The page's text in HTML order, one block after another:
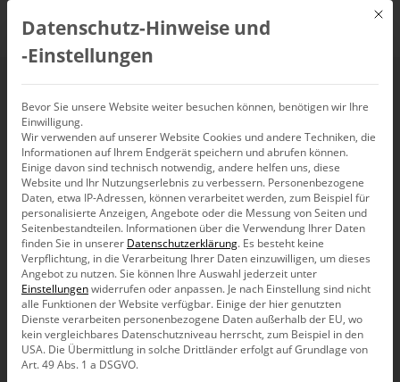
Umgang mit mehreren
Perioden in
DeltaMaster
Bekanntlich ist der Zeitbezug in unseren Daten eines der
wichtigsten Merkmale, das es überhaupt ermöglicht
Periodenvergleiche darzustellen und letztlich über den Erfolg
zu Vorperioden zu informieren. Der gängige
Implementierungsweg für uns Berater ist die Erstellung einer
Zeitdimension, also die Periode, mit Hilfe von DeltaMaster
Mit
Datenschutz-Hinweise und
‑Einstellungen
Bevor Sie unsere Website weiter besuchen können, benötigen wir Ihre
Einwilligung.
Wir verwenden auf unserer Website Cookies und andere Techniken, die
Informationen auf Ihrem Endgerät speichern und abrufen können.
Einige davon sind technisch notwendig, andere helfen uns, diese
Website und Ihr Nutzungserlebnis zu verbessern. Personenbezogene
Daten, etwa IP-Adressen, können verarbeitet werden, zum Beispiel für
personalisierte Anzeigen, Angebote oder die Messung von Seiten und
Seitenbestandteilen. Informationen über die Verwendung Ihrer Daten
finden Sie in unserer Datenschutzerklärung. Es besteht keine
Verpflichtung, in die Verarbeitung Ihrer Daten einzuwilligen, um dieses
Angebot zu nutzen.Sie können Ihre Auswahl jederzeit unter
Einstellungenwiderrufen oder anpassen. Je nach Einstellung sind nicht
alle Funktionen der Website verfügbar. Einige der hier genutzten
Dienste verarbeiten personenbezogene Daten außerhalb der EU, wo
kein vergleichbares Datenschutzniveau herrscht, zum Beispiel in den
USA. Die Übermittlung in solche Drittländer erfolgt auf Grundlage von
Art. 49 Abs. 1 a DSGVO.